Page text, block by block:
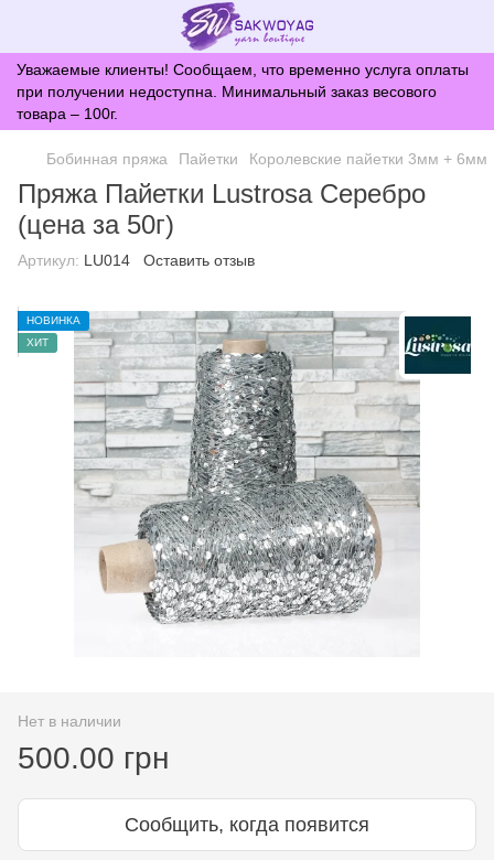
Уважаемые клиенты! Сообщаем, что временно услуга оплаты
при получении недоступна. Минимальный заказ весового
товара – 100г.
Бобинная пряжа Пайетки Королевские пайетки 3мм + 6мм
Пряжа Пайетки Lustrosa Серебро
(цена за 50г)
Артикул: LU014 Оставить отзыв
НОВИНКА
ХИТ
Нет в наличии
500.00 грн
Сообщить, когда появится